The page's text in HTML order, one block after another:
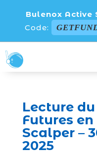
Bulenox Active
Code:
Lecture
Futures
Scalper –
2025